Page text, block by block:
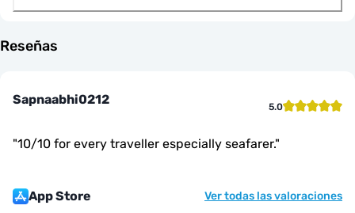
Reseñas
Sapnaabhi0212 5.0
"10/10 for every traveller especially seafarer."
App Store Ver todas las valoraciones